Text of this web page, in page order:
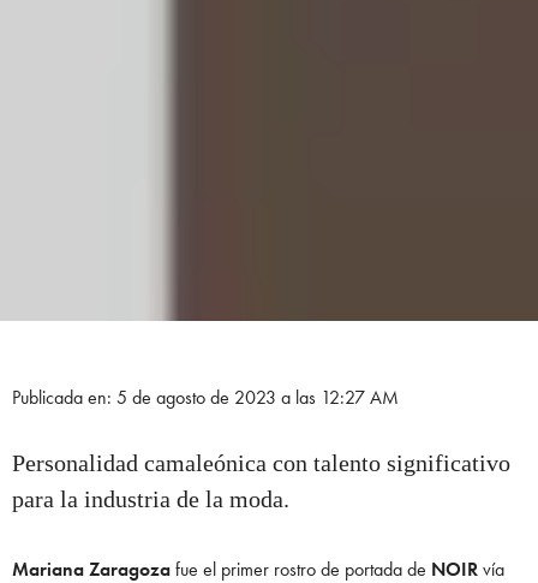
Publicada en: 5 de agosto de 2023 a las 12:27 AM
Personalidad camaleónica con talento significativo
para la industria de la moda.
Mariana Zaragozafue el primer rostro de portada de NOIRvía